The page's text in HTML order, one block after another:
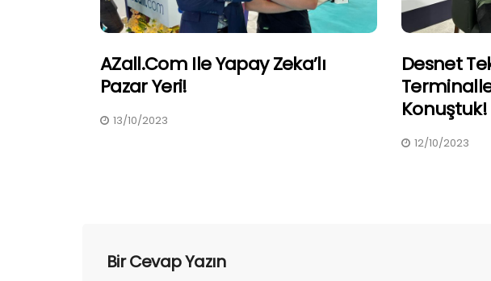
AZall.com Ile Yapay Zeka’lı
Pazar Yeri!
13/10/2023
Desnet
Konuştuk!
12/10/2023
Bir Cevap Yazın